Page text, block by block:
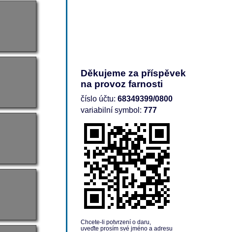
Děkujeme za příspěvek
na provoz farnosti
číslo účtu: 68349399/0800
variabilní symbol: 777
Chcete-li potvrzení o daru,
uveďte prosím své jméno a adresu